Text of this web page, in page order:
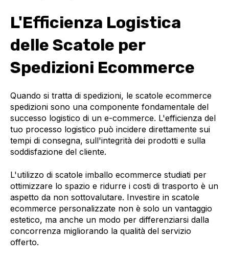
L'Efficienza Logistica
delle Scatole per
Spedizioni Ecommerce
Quando si tratta di spedizioni, le scatole ecommerce
spedizioni sono una componente fondamentale del
successo logistico di un e-commerce. L'efficienza del
tuo processo logistico può incidere direttamente sui
tempi di consegna, sull'integrità dei prodotti e sulla
soddisfazione del cliente.
L'utilizzo di scatole imballo ecommerce studiati per
ottimizzare lo spazio e ridurre i costi di trasporto è un
aspetto da non sottovalutare. Investire in scatole
ecommerce personalizzate non è solo un vantaggio
estetico, ma anche un modo per differenziarsi dalla
concorrenza migliorando la qualità del servizio
offerto.